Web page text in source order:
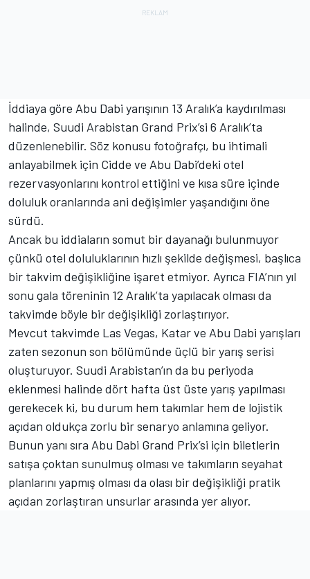
İddiaya göre Abu Dabi yarışının 13 Aralık’a kaydırılması
halinde, Suudi Arabistan Grand Prix’si 6 Aralık’ta
düzenlenebilir. Söz konusu fotoğrafçı, bu ihtimali
anlayabilmek için Cidde ve Abu Dabi’deki otel
rezervasyonlarını kontrol ettiğini ve kısa süre içinde
doluluk oranlarında ani değişimler yaşandığını öne
sürdü.
Ancak bu iddiaların somut bir dayanağı bulunmuyor
çünkü otel doluluklarının hızlı şekilde değişmesi, başlıca
bir takvim değişikliğine işaret etmiyor. Ayrıca FIA’nın yıl
sonu gala töreninin 12 Aralık’ta yapılacak olması da
takvimde böyle bir değişikliği zorlaştırıyor.
Mevcut takvimde Las Vegas, Katar ve Abu Dabi yarışları
zaten sezonun son bölümünde üçlü bir yarış serisi
oluşturuyor. Suudi Arabistan’ın da bu periyoda
eklenmesi halinde dört hafta üst üste yarış yapılması
gerekecek ki, bu durum hem takımlar hem de lojistik
açıdan oldukça zorlu bir senaryo anlamına geliyor.
Bunun yanı sıra Abu Dabi Grand Prix’si için biletlerin
satışa çoktan sunulmuş olması ve takımların seyahat
planlarını yapmış olması da olası bir değişikliği pratik
açıdan zorlaştıran unsurlar arasında yer alıyor.